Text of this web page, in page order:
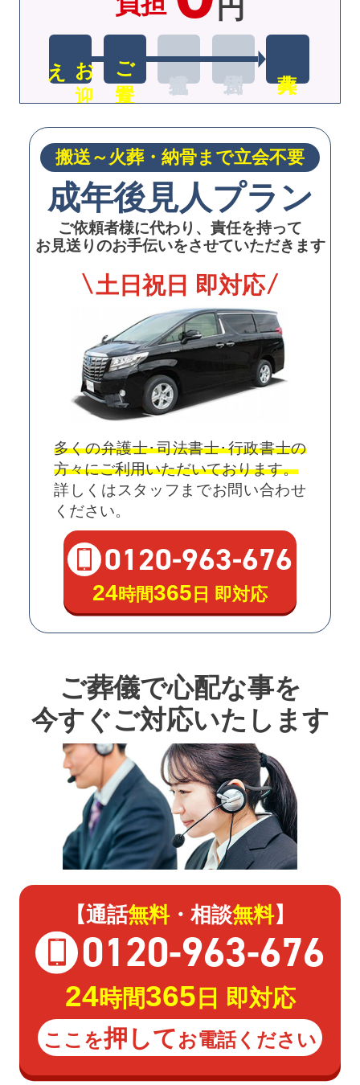
円
お
迎
え ご安置
搬送～火葬・納骨まで立会不要
成年後見人プラン
ご依頼者様に代わり、責任を持って
お見送りのお手伝いをさせていただきます
土日祝日 即対応
多くの弁護士･司法書士･行政書士の
方々にご利用いただいております。
詳しくはスタッフまでお問い合わせ
ください。
0120-963-676
24時間365 日 即対応
ご葬儀で心配な事を
今すぐご対応いたします
【通話無料・相談無料】
0120-963-676
24時間365 日 即対応
ここを押してお電話ください